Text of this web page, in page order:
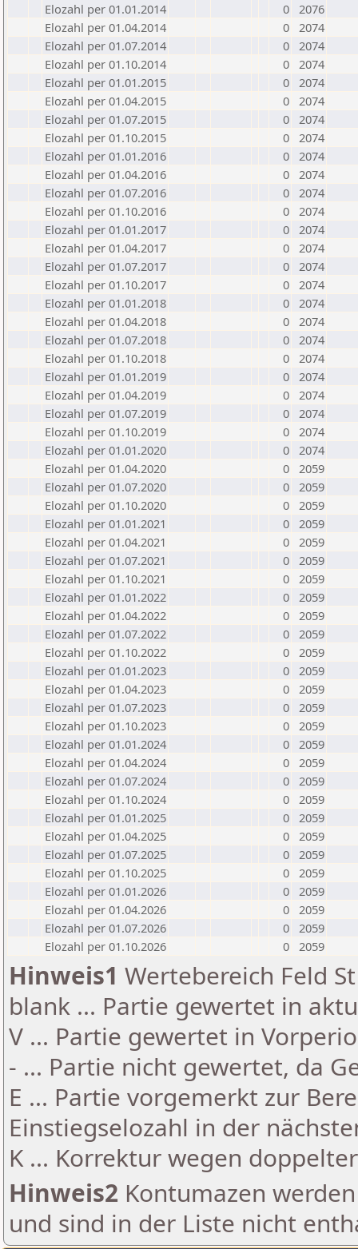
Elozahl per 01.01.2014
0 2076
Elozahl per 01.04.2014
0 2074
Elozahl per 01.07.2014
0 2074
Elozahl per 01.10.2014
0 2074
Elozahl per 01.01.2015
0 2074
Elozahl per 01.04.2015
0 2074
Elozahl per 01.07.2015
0 2074
Elozahl per 01.10.2015
0 2074
Elozahl per 01.01.2016
0 2074
Elozahl per 01.04.2016
0 2074
Elozahl per 01.07.2016
0 2074
Elozahl per 01.10.2016
0 2074
Elozahl per 01.01.2017
0 2074
Elozahl per 01.04.2017
0 2074
Elozahl per 01.07.2017
0 2074
Elozahl per 01.10.2017
0 2074
Elozahl per 01.01.2018
0 2074
Elozahl per 01.04.2018
0 2074
Elozahl per 01.07.2018
0 2074
Elozahl per 01.10.2018
0 2074
Elozahl per 01.01.2019
0 2074
Elozahl per 01.04.2019
0 2074
Elozahl per 01.07.2019
0 2074
Elozahl per 01.10.2019
0 2074
Elozahl per 01.01.2020
0 2074
Elozahl per 01.04.2020
0 2059
Elozahl per 01.07.2020
0 2059
Elozahl per 01.10.2020
0 2059
Elozahl per 01.01.2021
0 2059
Elozahl per 01.04.2021
0 2059
Elozahl per 01.07.2021
0 2059
Elozahl per 01.10.2021
0 2059
Elozahl per 01.01.2022
0 2059
Elozahl per 01.04.2022
0 2059
Elozahl per 01.07.2022
0 2059
Elozahl per 01.10.2022
0 2059
Elozahl per 01.01.2023
0 2059
Elozahl per 01.04.2023
0 2059
Elozahl per 01.07.2023
0 2059
Elozahl per 01.10.2023
0 2059
Elozahl per 01.01.2024
0 2059
Elozahl per 01.04.2024
0 2059
Elozahl per 01.07.2024
0 2059
Elozahl per 01.10.2024
0 2059
Elozahl per 01.01.2025
0 2059
Elozahl per 01.04.2025
0 2059
Elozahl per 01.07.2025
0 2059
Elozahl per 01.10.2025
0 2059
Elozahl per 01.01.2026
0 2059
Elozahl per 01.04.2026
0 2059
Elozahl per 01.07.2026
0 2059
Elozahl per 01.10.2026
0 2059
Hinweis1 Wertebereich Feld
blank ... Partie gewertet in
V ... Partie gewertet in
- ... Partie nicht gewertet, da
E ... Partie vorgemerkt zur
Einstiegselozahl in der
K ... Korrektur wegen
Hinweis2 Kontumazen
und sind in der Liste nicht